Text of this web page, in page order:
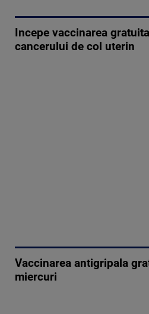
Incepe vaccinarea
cancerului de col uterin
Vaccinarea antigripala
miercuri